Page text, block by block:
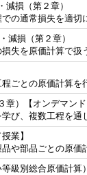
損（第２章）
の通常損失を適切
減損（第２章）
失を原価計算で扱
ごとの原価計算を
）【オンデマンド
び、複数工程を通
業】
や部品ごとの原価
級別総合原価計算